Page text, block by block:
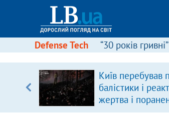
Defense Tech “30 років гривні”
Київ перебував
балістики і
жертва і